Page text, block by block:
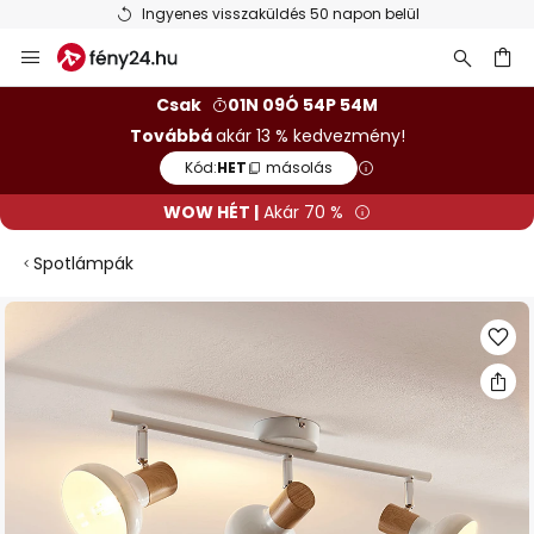
Ingyenes visszaküldés 50 napon belül
Ugrás
a
Csak
01N 09Ó 54P 53M
Továbbáakár 13 % kedvezmény!
Kód:HET másolás
WOW HÉT | Akár 70 %
Spotlámpák
Ugrás
képgaléria